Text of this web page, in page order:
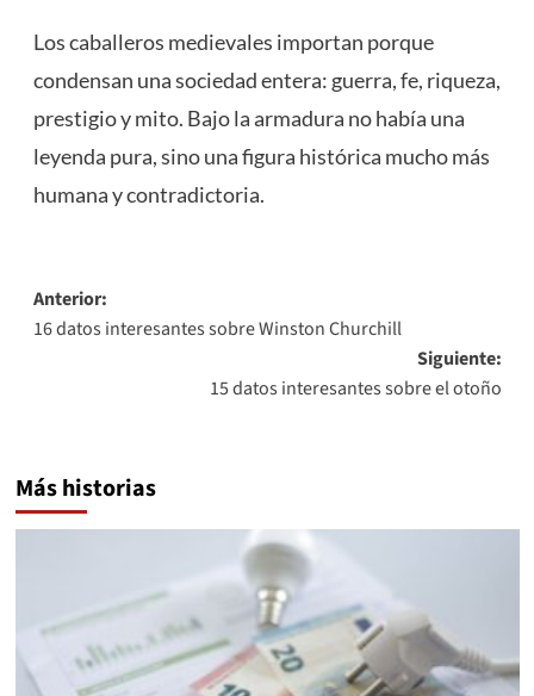
Los caballeros medievales importan porque
condensan una sociedad entera: guerra, fe, riqueza,
prestigio y mito. Bajo la armadura no había una
leyenda pura, sino una figura histórica mucho más
humana y contradictoria.
Navegación
de
Anterior:
16 datos interesantes sobre Winston Churchill
Siguiente:
15 datos interesantes sobre el otoño
Más historias